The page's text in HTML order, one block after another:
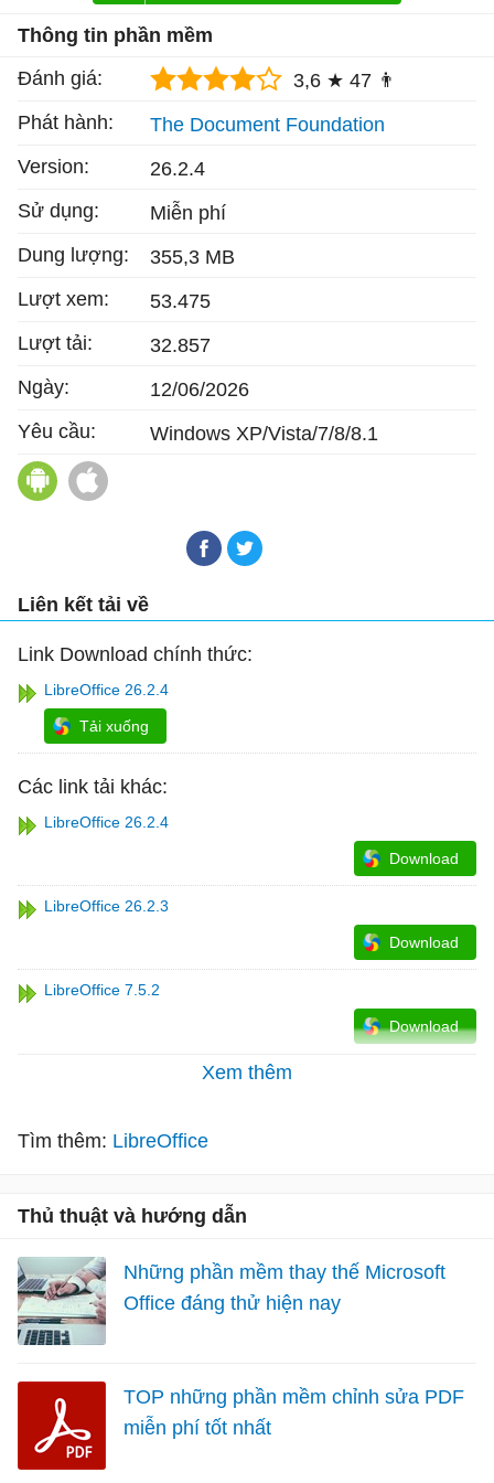
Thông tin phần mềm
Đánh giá:
3,6 ★ 47 👨
Phát hành:
The Document Foundation
Version:
26.2.4
Sử dụng:
Miễn phí
Dung lượng:
355,3 MB
Lượt xem:
53.475
Lượt tải:
32.857
Ngày:
12/06/2026
Yêu cầu:
Windows XP/Vista/7/8/8.1
LibreOffice Viewer cho Android
Liên kết tải về
Link Download chính thức:
LibreOffice 26.2.4
Tải xuống
Các link tải khác:
LibreOffice 26.2.4
Download
LibreOffice 26.2.3
Download
LibreOffice 7.5.2
Download
Xem thêm
Tìm thêm: LibreOffice
Thủ thuật và hướng dẫn
Những phần mềm thay thế Microsoft
Office đáng thử hiện nay
TOP những phần mềm chỉnh sửa PDF
miễn phí tốt nhất